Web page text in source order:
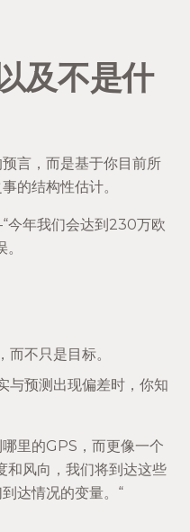
及不是什
言，而是基于你目前所
的结构性估计。
年我们会达到230万欧
不只是目标。
与预测出现偏差时，你知
里的GPS，而更像一个
和风向，我们将到达这些
达情况的变量。“